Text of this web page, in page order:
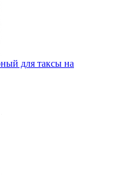
для таксы на